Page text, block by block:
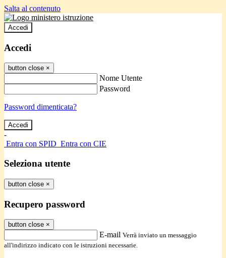
Salta al contenuto
Accedi
Accedi
button close ×
Nome Utente
Password
Password dimenticata?
-
Entra con SPID Entra con CIE
Seleziona utente
button close ×
Recupero password
button close ×
E-mail Verrà inviato un messaggio
all'indirizzo indicato con le istruzioni necessarie.